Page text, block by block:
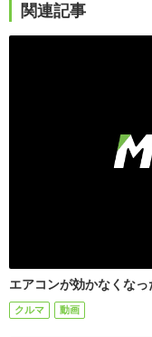
関連記事
エアコンが効かなくな
クルマ 動画